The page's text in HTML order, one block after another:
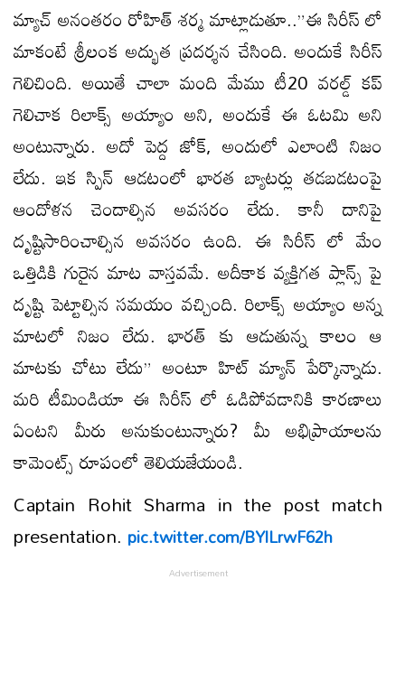
మ్యాచ్ అనంతరం రోహిత్ శర్మ మాట్లాడుతూ..”ఈ సిరీస్ లో
మాకంటే శ్రీలంక అద్భుత ప్రదర్శన చేసింది. అందుకే సిరీస్
గెలిచింది. అయితే చాలా మంది మేము టీ20 వరల్డ్ కప్
గెలిచాక రిలాక్స్ అయ్యాం అని, అందుకే ఈ ఓటమి అని
అంటున్నారు. అదో పెద్ద జోక్, అందులో ఎలాంటి నిజం
లేదు. ఇక స్పిన్ ఆడటంలో భారత బ్యాటర్లు తడబడటంపై
ఆందోళన చెందాల్సిన అవసరం లేదు. కానీ దానిపై
దృష్టిసారించాల్సిన అవసరం ఉంది. ఈ సిరీస్ లో మేం
ఒత్తిడికి గురైన మాట వాస్తవమే. అదీకాక వ్యక్తిగత ప్లాన్స్ పై
దృష్టి పెట్టాల్సిన సమయం వచ్చింది. రిలాక్స్ అయ్యాం అన్న
మాటలో నిజం లేదు. భారత్ కు ఆడుతున్న కాలం ఆ
మాటకు చోటు లేదు” అంటూ హిట్ మ్యాన్ పేర్కొన్నాడు.
మరి టీమిండియా ఈ సిరీస్ లో ఓడిపోవడానికి కారణాలు
ఏంటని మీరు అనుకుంటున్నారు? మీ అభిప్రాయాలను
కామెంట్స్ రూపంలో తెలియజేయండి.
Captain Rohit Sharma in the post match
presentation. pic.twitter.com/BYlLrwF62h